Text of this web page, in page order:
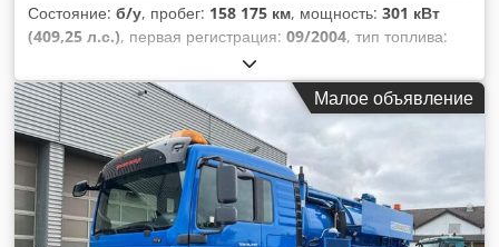
Состояние: б/у, пробег: 158 175 км, мощность: 301 кВт
(409,25 л.с.), первая регистрация: 09/2004, тип топлива:
26 000 кг, конфигурация осей:
цвет:оранжевый, тип передачи:механический, класс
выбросов:Евро 3, общая ширина: 2 550 мм, общая
высота:3 850 мм, Оборудование: ABS, кондиционер
Малое объявление